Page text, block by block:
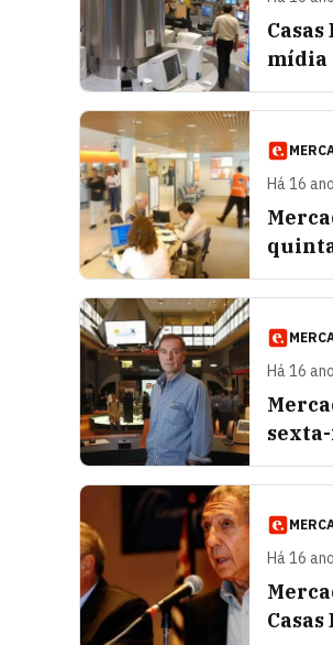
mídia
Há 16
Há 16
Há 16